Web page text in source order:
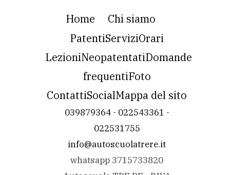
Home
Chi siamo
PatentiServiziOrari
LezioniNeopatentatiDomande
frequentiFoto
ContattiSocialMappa del sito
039879364 - 022543361 -
022531755
info@autoscuolatrere.it
whatsapp 3715733820